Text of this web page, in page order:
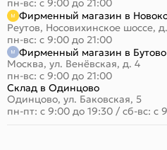
пн-вс: с 9:00 до 21:00
Фирменный магазин в
Реутов, Носовихинское шоссе,
пн-вс: с 9:00 до 21:00
Фирменный магазин в Бутово
Москва, ул. Венёвская, д. 4
пн-вс: с 9:00 до 21:00
Склад в Одинцово
Одинцово, ул. Баковская, 5
пн-пт: с 9:00 до 19:30 / сб-вс: с